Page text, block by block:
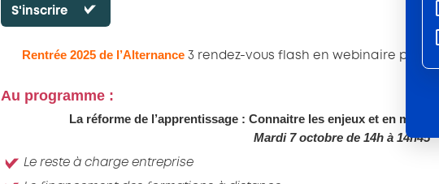
S'inscrire
Rentrée 2025 de l’Alternance 3 rendez-vous flash en webinaire pour
Au programme :
La réforme de l’apprentissage : Connaitre les enjeux et en
Mardi 7 octobre de 14h à 14h45
Le reste à charge entreprise